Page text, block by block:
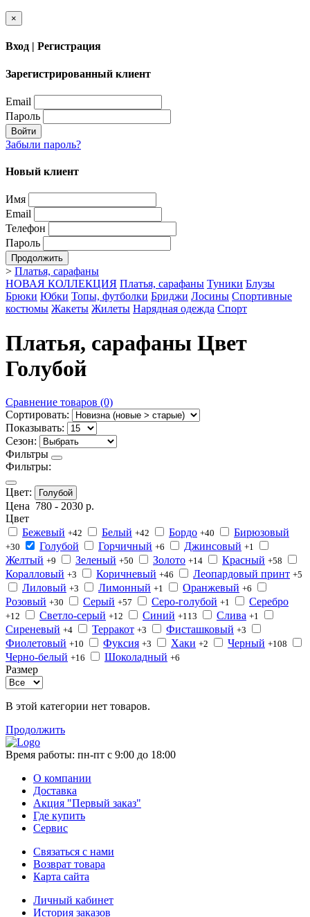
×
Вход | Регистрация
Зарегистрированный клиент
Email
Пароль
Войти
Забыли пароль?
Новый клиент
Имя
Email
Телефон
Пароль
Продолжить
> Платья, сарафаны
НОВАЯ КОЛЛЕКЦИЯ Платья, сарафаны Туники Блузы
Брюки Юбки Топы, футболки Бриджи Лосины Спортивные
костюмы Жакеты Жилеты Нарядная одежда Спорт
Платья, сарафаны Цвет
Голубой
Сравнение товаров (0)
Сортировать:
Показывать:
Сезон:
Фильтры
Фильтры:
Цвет: Голубой
Цена 780 - 2030 р.
Цвет
Бежевый +42 Белый +42 Бордо +40 Бирюзовый
+30 Голубой Горчичный +6 Джинсовый +1
Желтый +9 Зеленый +50 Золото +14 Красный +58
Коралловый +3 Коричневый +46 Леопардовый принт +5
Лиловый +3 Лимонный +1 Оранжевый +6
Розовый +30 Серый +57 Серо-голубой +1 Серебро
+12 Светло-серый +12 Синий +113 Слива +1
Сиреневый +4 Терракот +3 Фисташковый +3
Фиолетовый +10 Фуксия +3 Хаки +2 Черный +108
Черно-белый +16 Шоколадный +6
Размер
В этой категории нет товаров.
Продолжить
Время работы: пн-пт с 9:00 до 18:00
О компании
Доставка
Акция "Первый заказ"
Где купить
Сервис
Связаться с нами
Возврат товара
Карта сайта
Личный кабинет
История заказов